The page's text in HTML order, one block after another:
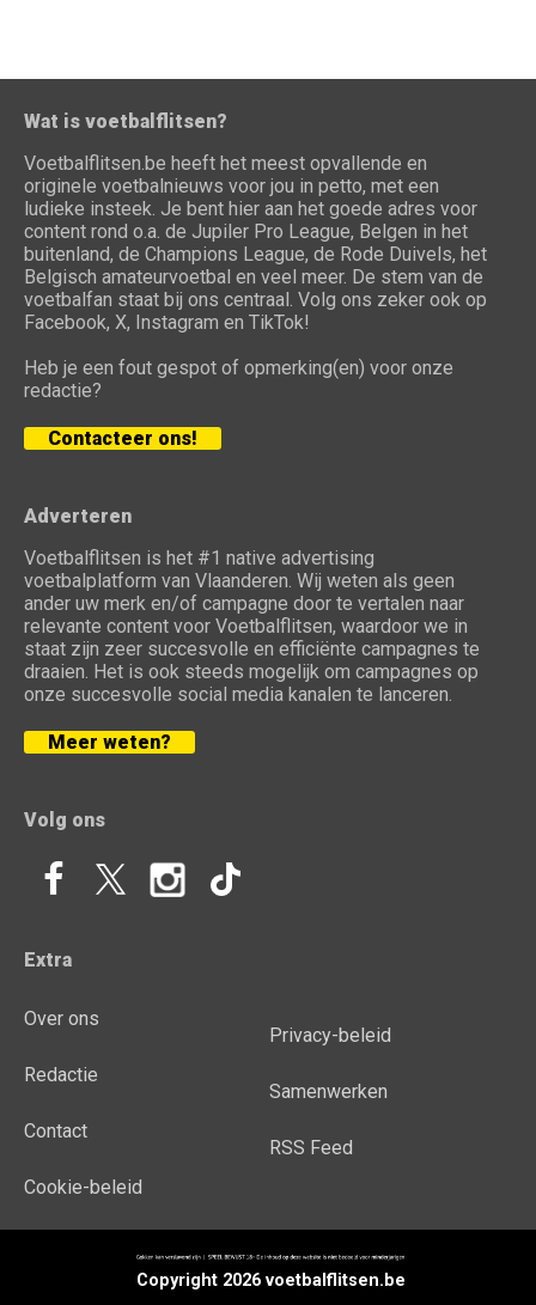
Wat is voetbalflitsen?
Voetbalflitsen.be heeft het meest opvallende en
originele voetbalnieuws voor jou in petto, met een
ludieke insteek. Je bent hier aan het goede adres voor
content rond o.a. de Jupiler Pro League, Belgen in het
buitenland, de Champions League, de Rode Duivels, het
Belgisch amateurvoetbal en veel meer. De stem van de
voetbalfan staat bij ons centraal. Volg ons zeker ook op
Facebook, X, Instagram en TikTok!
Heb je een fout gespot of opmerking(en) voor onze
redactie?
Contacteer ons!
Adverteren
Voetbalflitsen is het #1 native advertising
voetbalplatform van Vlaanderen. Wij weten als geen
ander uw merk en/of campagne door te vertalen naar
relevante content voor Voetbalflitsen, waardoor we in
staat zijn zeer succesvolle en efficiënte campagnes te
draaien. Het is ook steeds mogelijk om campagnes op
onze succesvolle social media kanalen te lanceren.
Meer weten?
Volg ons
Extra
Over ons
Redactie
Contact
Cookie-beleid
Privacy-beleid
Samenwerken
RSS Feed
Copyright 2026 voetbalflitsen.be